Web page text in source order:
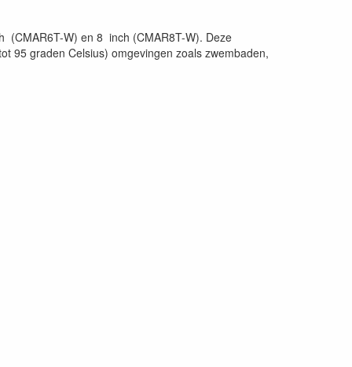
(CMAR6T-W) en 8 inch (CMAR8T-W). Deze
95 graden Celsius) omgevingen zoals zwembaden,